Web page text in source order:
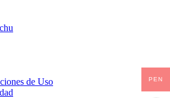
de Uso
PEN